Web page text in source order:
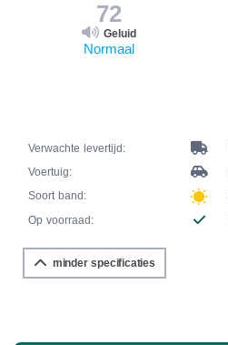
72
Geluid
Normaal
Verwachte levertijd:
Voertuig:
Soort band:
Op voorraad:
minder specificaties